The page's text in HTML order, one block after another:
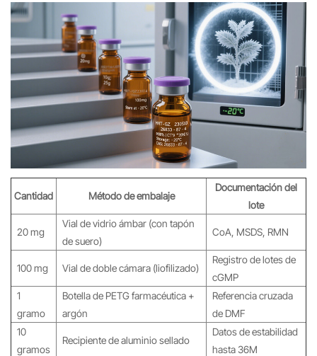
Cantidad Método de embalaje
Documentación del
lote
20 mg
Vial de vidrio ámbar (con tapón
de suero)
CoA, MSDS, RMN
100 mg Vial de doble cámara (liofilizado)
Registro de lotes de
cGMP
1
gramo
Botella de PETG farmacéutica +
argón
Referencia cruzada
de DMF
10
gramos
Recipiente de aluminio sellado
Datos de estabilidad
hasta 36M